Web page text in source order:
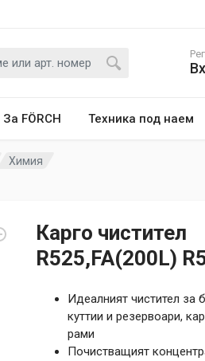
За FÖRCH Техника под наем
Химия
Карго чистител
R525,FA(200L)
Идеалният чистител за
куттии и резервоари,
рами
Почистващият